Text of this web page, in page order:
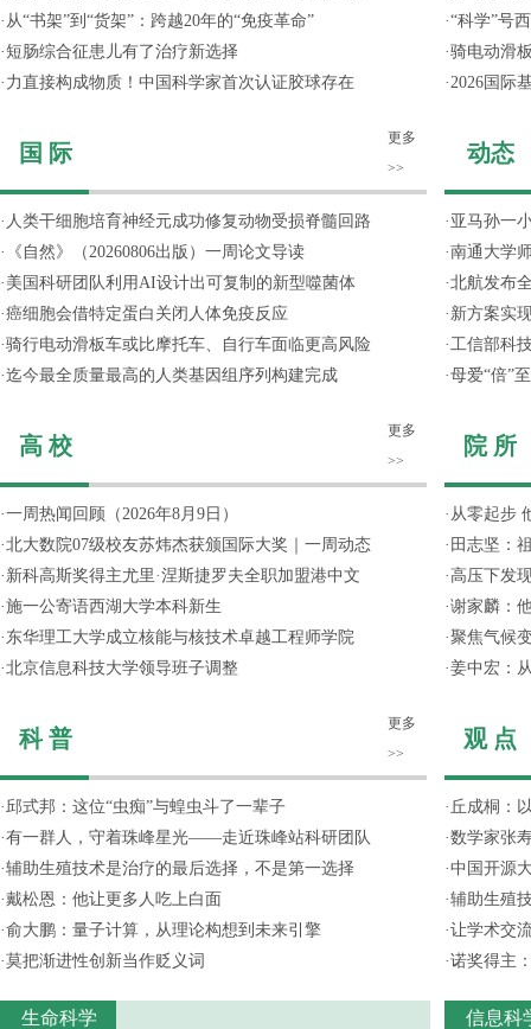
· 从“书架”到“货架”：跨越20年的“免疫革命”
· 短肠综合征患儿有了治疗新选择
· 力直接构成物质！中国科学家首次认证胶球存在
国 际
更多
>>
· 人类干细胞培育神经元成功修复动物受损脊髓回路
·
《自然》（20260806出版）一周论文导读
· 美国科研团队利用AI设计出可复制的新型噬菌体
·癌细胞会借特定蛋白关闭人体免疫反应
·骑行电动滑板车或比摩托车、自行车面临更高风险
·迄今最全质量最高的人类基因组序列构建完成
高 校
更多
>>
·一周热闻回顾（2026年8月9日）
·北大数院07级校友苏炜杰获颁国际大奖｜一周动态
· 新科高斯奖得主尤里·涅斯捷罗夫全职加盟港中文
·施一公寄语西湖大学本科新生
· 东华理工大学成立核能与核技术卓越工程师学院
·北京信息科技大学领导班子调整
科 普
更多
>>
·邱式邦：这位“虫痴”与蝗虫斗了一辈子
·有一群人，守着珠峰星光——走近珠峰站科研团队
·辅助生殖技术是治疗的最后选择，不是第一选择
·戴松恩：他让更多人吃上白面
·俞大鹏：量子计算，从理论构想到未来引擎
·莫把渐进性创新当作贬义词
生命科学
·“科学”号
·骑电动滑
·2026国际
动态
· 亚马孙一
·南通大学
·北航发布
· 新方案实
·工信部科
·母爱“倍”
院 所
· 从零起步
· 田志坚：
· 高压下发
·谢家麟：
·聚焦气候
·姜中宏：
观 点
· 丘成桐：
·数学家张
·中国开源
·辅助生殖
·让学术交
·诺奖得主
信息科